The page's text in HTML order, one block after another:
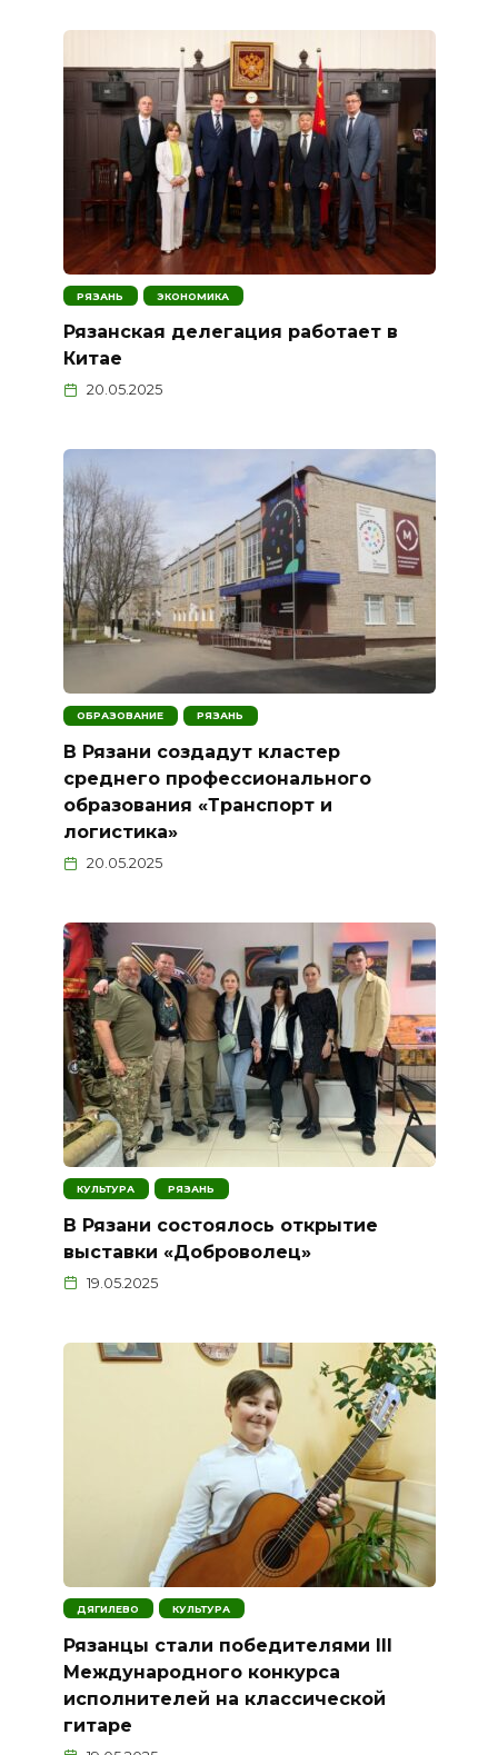
РЯЗАНЬ ЭКОНОМИКА
Рязанская делегация работает в
Китае
20.05.2025
ОБРАЗОВАНИЕ РЯЗАНЬ
В Рязани создадут кластер
среднего профессионального
образования «Транспорт и
логистика»
20.05.2025
КУЛЬТУРА РЯЗАНЬ
В Рязани состоялось открытие
выставки «Доброволец»
19.05.2025
ДЯГИЛЕВО КУЛЬТУРА
Рязанцы стали победителями III
Международного конкурса
исполнителей на классической
гитаре